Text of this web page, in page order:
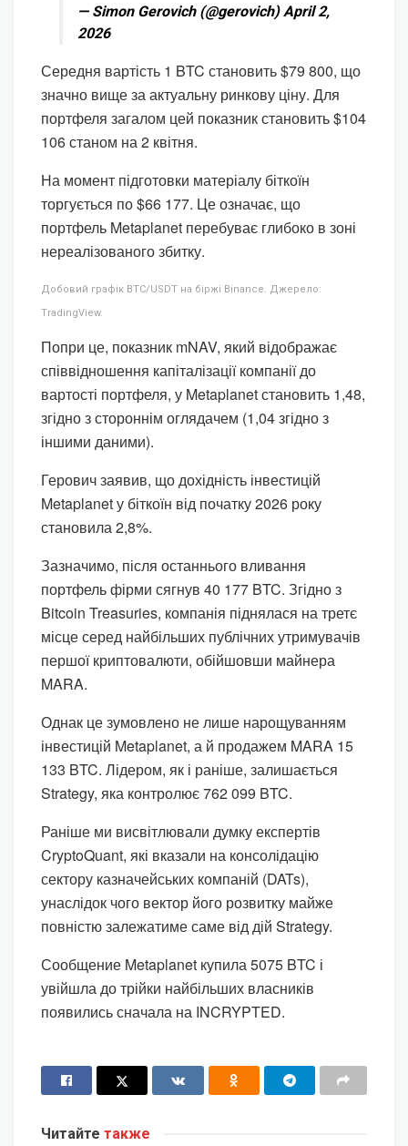
— Simon Gerovich (@gerovich) April 2,
2026
Середня вартість 1 BTC становить $79 800, що
значно вище за актуальну ринкову ціну. Для
портфеля загалом цей показник становить $104
106 станом на 2 квітня.
На момент підготовки матеріалу біткоїн
торгується по $66 177. Це означає, що
портфель Metaplanet перебуває глибоко в зоні
нереалізованого збитку.
Добовий графік BTC/USDT на біржі Binance. Джерело:
TradingView.
Попри це, показник mNAV, який відображає
співвідношення капіталізації компанії до
вартості портфеля, у Metaplanet становить 1,48,
згідно з стороннім оглядачем (1,04 згідно з
іншими даними).
Герович заявив, що дохідність інвестицій
Metaplanet у біткоїн від початку 2026 року
становила 2,8%.
Зазначимо, після останнього вливання
портфель фірми сягнув 40 177 BTC. Згідно з
Bitcoin Treasuries, компанія піднялася на третє
місце серед найбільших публічних утримувачів
першої криптовалюти, обійшовши майнера
MARA.
Однак це зумовлено не лише нарощуванням
інвестицій Metaplanet, а й продажем MARA 15
133 BTC. Лідером, як і раніше, залишається
Strategy, яка контролює 762 099 BTC.
Раніше ми висвітлювали думку експертів
CryptoQuant, які вказали на консолідацію
сектору казначейських компаній (DATs),
унаслідок чого вектор його розвитку майже
повністю залежатиме саме від дій Strategy.
Сообщение Metaplanet купила 5075 BTC і
увійшла до трійки найбільших власників
появились сначала на INCRYPTED.
Читайте также